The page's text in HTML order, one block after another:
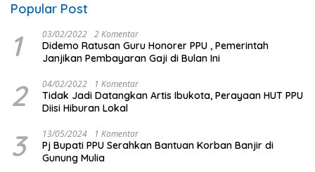
Popular Post
1 03/02/2022 2 Komentar
Didemo Ratusan Guru Honorer PPU , Pemerintah
Janjikan Pembayaran Gaji di Bulan Ini
2 04/02/2022 1 Komentar
Tidak Jadi Datangkan Artis Ibukota, Perayaan HUT PPU
Diisi Hiburan Lokal
3 13/05/2024 1 Komentar
Pj Bupati PPU Serahkan Bantuan Korban Banjir di
Gunung Mulia